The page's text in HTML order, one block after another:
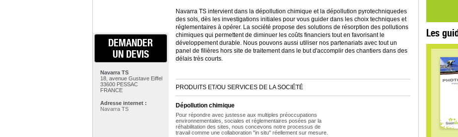
DEMANDER
UN DEVIS
Navarra TS
18, avenue Gustave Eiffel
33600 PESSAC
FRANCE
Adresse internet :
Navarra TS
Navarra TS intervient dans la dépollution chimique et la dépollution pyrotechniquedes
des sols, dès les investigations initiales pour vous guider dans les choix techniques et
réglementaires à opérer. La société propose des solutions de résorption des pollutions
chimiques qui permettent de diminuer les coûts financiers tout en favorisant le
développement durable. Nous pouvons aussi utiliser nos partenariats avec tout un
panel de filières hors site de traitement dans le but d'accomplir des chantiers dans des
délais très courts.
PRODUITS ET/OU SERVICES DE LA SOCIÉTÉ
Dépollution chimique
Pour répondre avec justesse aux multiples préoccupations
environnementales, sociales et réglementaires posées par la
réhabilitation des sites, nous concevons notre processus de
travail comme une collaboration "in situ" réellement sur mesure.
Les